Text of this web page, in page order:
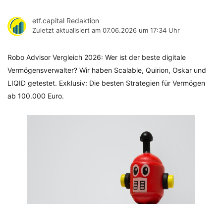
etf.capital Redaktion
Zuletzt aktualisiert am 07.06.2026 um 17:34 Uhr
Robo Advisor Vergleich 2026: Wer ist der beste digitale
Vermögensverwalter? Wir haben Scalable, Quirion, Oskar und
LIQID getestet. Exklusiv: Die besten Strategien für Vermögen
ab 100.000 Euro.